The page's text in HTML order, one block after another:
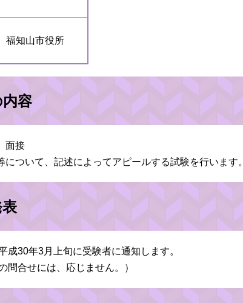
福知山市役所
容
面接
について、記述によってアピールする試験を行います
成30年3月上旬に受験者に通知します。
問合せには、応じません。）